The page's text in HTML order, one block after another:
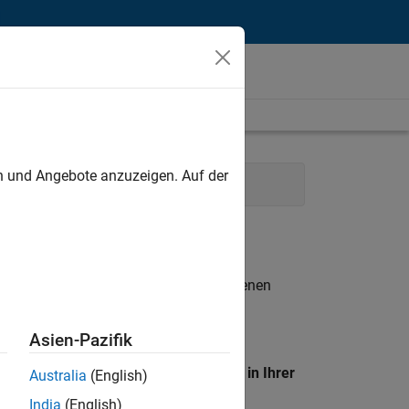
Human Resources
. Wenn Sie noch immer keine offenen
unseres
Standort, um alle Stellenangebote in Ihrer
Angebote anzuzeigen. Auf der
Asien-Pazifik
Australia (English)
India (English)